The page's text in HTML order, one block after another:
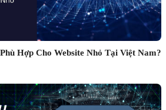
Hợp Cho Website Nhỏ Tại Việt Nam?